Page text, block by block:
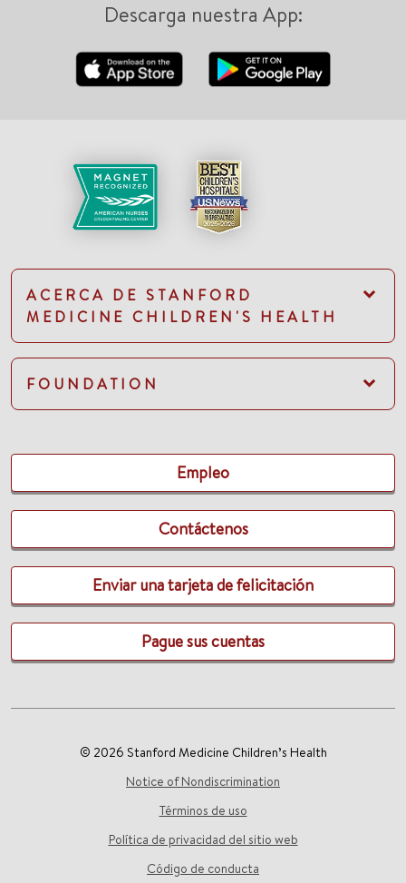
Descarga nuestra App:
ACERCA DE STANFORD
MEDICINE CHILDREN'S HEALTH
FOUNDATION
Empleo
Contáctenos
Enviar una tarjeta de felicitación
Pague sus cuentas
© 2026 Stanford Medicine Children’s Health
Notice of Nondiscrimination
Términos de uso
Política de privacidad del sitio web
Código de conducta